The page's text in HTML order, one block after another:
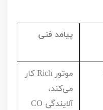
پیامد فنی
موتور Richکار
می‌کند،
آلایندگی CO